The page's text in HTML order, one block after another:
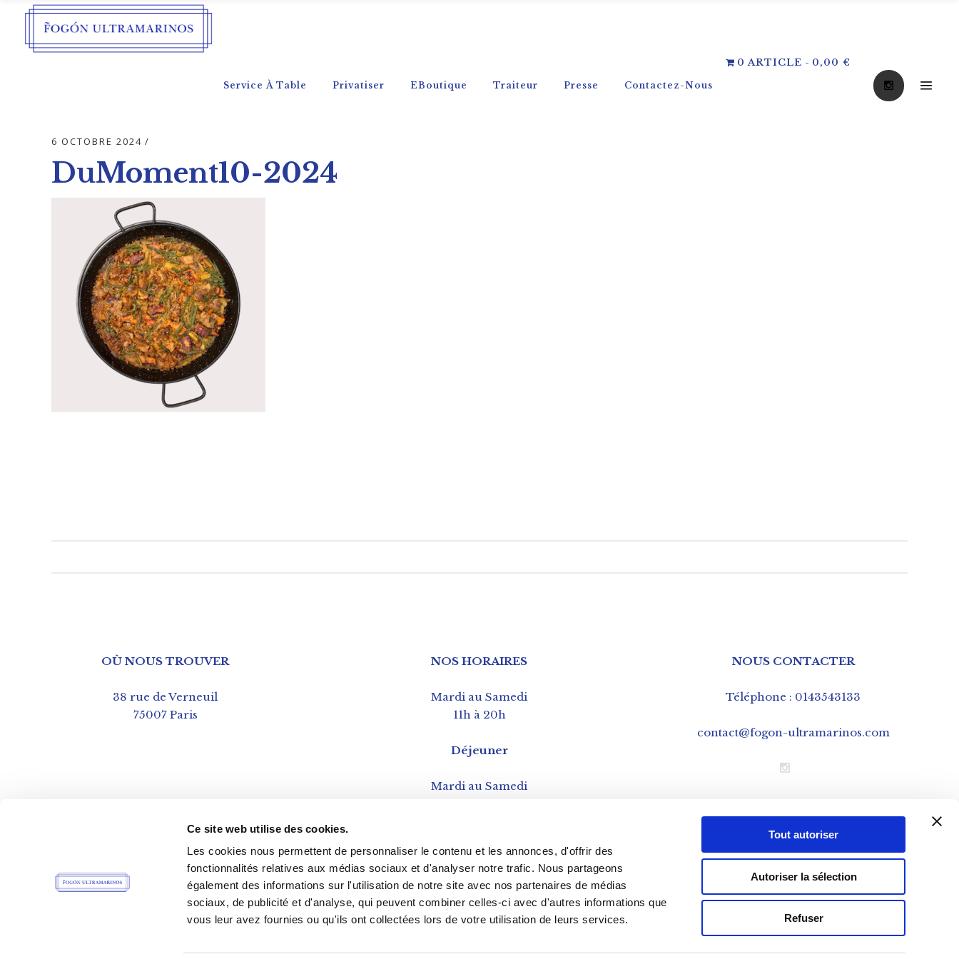
Ce site web utilise des cookies.
Les cookies nous permettent de personnaliser le contenu et les annonces, d'offrir des
fonctionnalités relatives aux médias sociaux et d'analyser notre trafic. Nous partageons
également des informations sur l'utilisation de notre site avec nos partenaires de médias
sociaux, de publicité et d'analyse, qui peuvent combiner celles-ci avec d'autres informations que
vous leur avez fournies ou qu'ils ont collectées lors de votre utilisation de leurs services.
Tout autoriser
Autoriser la sélection
Refuser
Service À Table Privatiser EBoutique Traiteur Presse Contactez-Nous
0 ARTICLE 0,00 €
6 OCTOBRE 2024
DuMoment10-2024
OÙ NOUS TROUVER
38 rue de Verneuil
75007 Paris
NOS HORAIRES
Mardi au Samedi
11h à 20h
Déjeuner
Mardi au Samedi
NOUS CONTACTER
Téléphone : 0143543133
contact@fogon-ultramarinos.com
CGV – Conditions Générales de Vente
Cookies